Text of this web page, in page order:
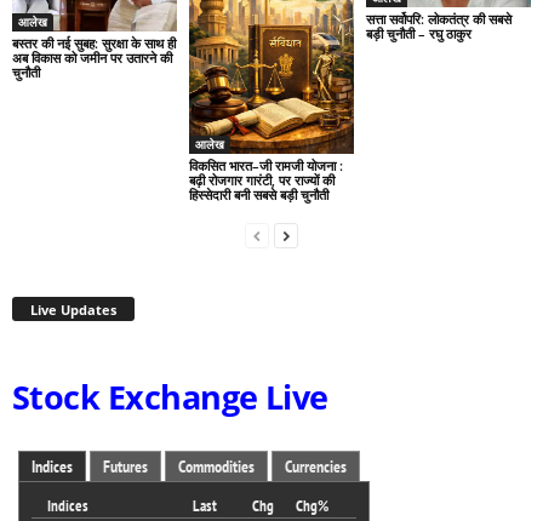
आलेख
बस्तर की नई सुबह: सुरक्षा के साथ ही
अब विकास को जमीन पर उतारने की
चुनौती
आलेख
विकसित भारत–जी रामजी योजना :
बढ़ी रोजगार गारंटी, पर राज्यों की
हिस्सेदारी बनी सबसे बड़ी चुनौती
सत्ता सर्वोपरि: लोकतंत्र की सबसे
बड़ी चुनौती – रघु ठाकुर
Live Updates
Stock Exchange Live